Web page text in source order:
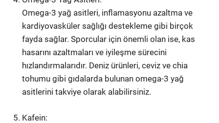
Omega-3 yağ asitleri, inflamasyonu azaltma ve
kardiyovasküler sağlığı destekleme gibi birçok
fayda sağlar. Sporcular için önemli olan ise, kas
hasarını azaltmaları ve iyileşme sürecini
hızlandırmalarıdır. Deniz ürünleri, ceviz ve chia
tohumu gibi gıdalarda bulunan omega-3 yağ
asitlerini takviye olarak alabilirsiniz.
Kafein: